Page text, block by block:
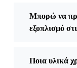
Μπορώ να
εξοπλισμό
Ποια υλικά